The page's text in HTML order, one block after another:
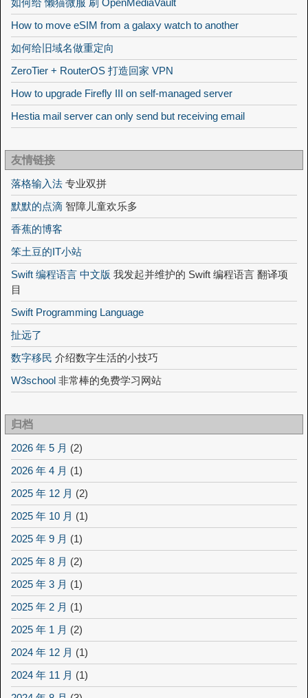
如何给 懒猫微服 刷 OpenMediaVault
How to move eSIM from a galaxy watch to another
如何给旧域名做重定向
ZeroTier + RouterOS 打造回家 VPN
How to upgrade Firefly III on self-managed server
Hestia mail server can only send but receiving email
友情链接
落格输入法 专业双拼
默默的点滴 智障儿童欢乐多
香蕉的博客
笨土豆的IT小站
Swift 编程语言 中文版 我发起并维护的 Swift 编程语言 翻译项
目
Swift Programming Language
扯远了
数字移民 介绍数字生活的小技巧
W3school 非常棒的免费学习网站
归档
2026 年 5 月 (2)
2026 年 4 月 (1)
2025 年 12 月 (2)
2025 年 10 月 (1)
2025 年 9 月 (1)
2025 年 8 月 (2)
2025 年 3 月 (1)
2025 年 2 月 (1)
2025 年 1 月 (2)
2024 年 12 月 (1)
2024 年 11 月 (1)